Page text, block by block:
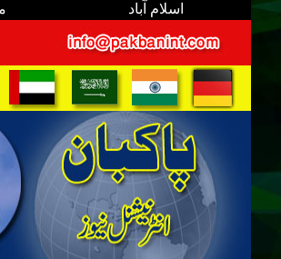
اسلام آباد